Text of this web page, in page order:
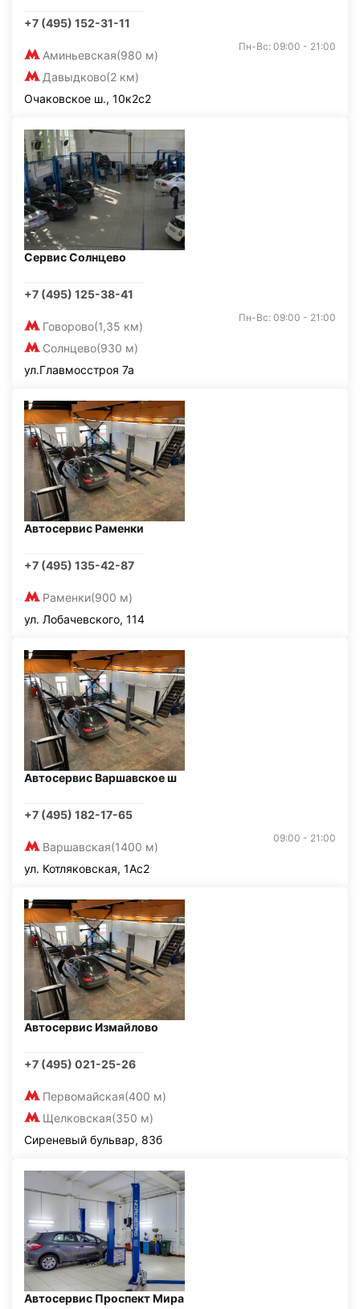
+7 (495) 152-31-11
Аминьевская(980 м)
Давыдково(2 км)
Пн-Вс: 09:00 - 21:00
Очаковское ш., 10к2с2
Сервис Солнцево
+7 (495) 125-38-41
Говорово(1,35 км)
Солнцево(930 м)
Пн-Вс: 09:00 - 21:00
ул.Главмосстроя 7а
Автосервис Раменки
+7 (495) 135-42-87
Раменки(900 м)
ул. Лобачевского, 114
Автосервис Варшавское ш
+7 (495) 182-17-65
Варшавская(1400 м)
09:00 - 21:00
ул. Котляковская, 1Ас2
Автосервис Измайлово
+7 (495) 021-25-26
Первомайская(400 м)
Щелковская(350 м)
Сиреневый бульвар, 83б
Автосервис Проспект Мира